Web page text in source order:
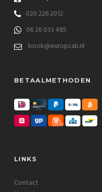
020 226 2012
06 26 033 485
book@europcab.nl
BETAALMETHODEN
LINKS
Contact